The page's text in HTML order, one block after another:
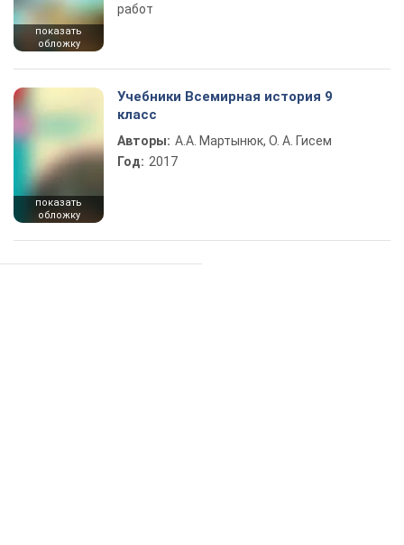
показать
обложку
работ
показать
обложку
Учебники Всемирная история 9
класс
Авторы: А.А. Мартынюк, О. А. Гисем
Год: 2017